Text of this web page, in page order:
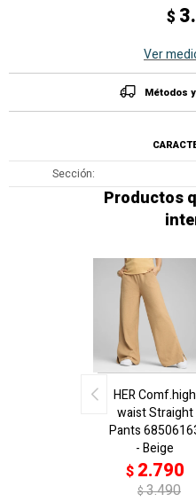
$
Ver
Métodos
Sección
Productos
HER Comf.high
waist Straight
Pants
- Beige
$ 2.790
$3.490